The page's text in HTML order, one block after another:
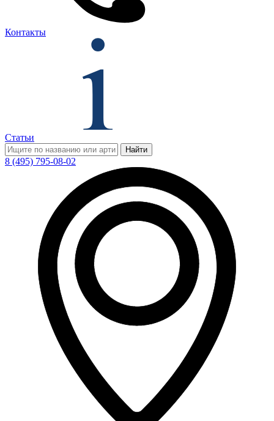
Контакты
Статьи
Найти
8 (495) 795-08-02